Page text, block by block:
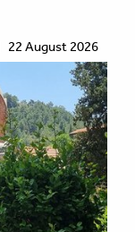
22 August 2026